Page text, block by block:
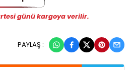
günü kargoya verilir.
PAYLAŞ :